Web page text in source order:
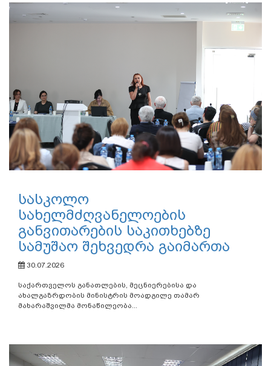
სასკოლო
სახელმძღვანელოების
განვითარების საკითხებზე
სამუშაო შეხვედრა გაიმართა
30.07.2026
საქართველოს განათლების, მეცნიერებისა და
ახალგაზრდობის მინისტრის მოადგილე თამარ
მახარაშვილმა მონაწილეობა...